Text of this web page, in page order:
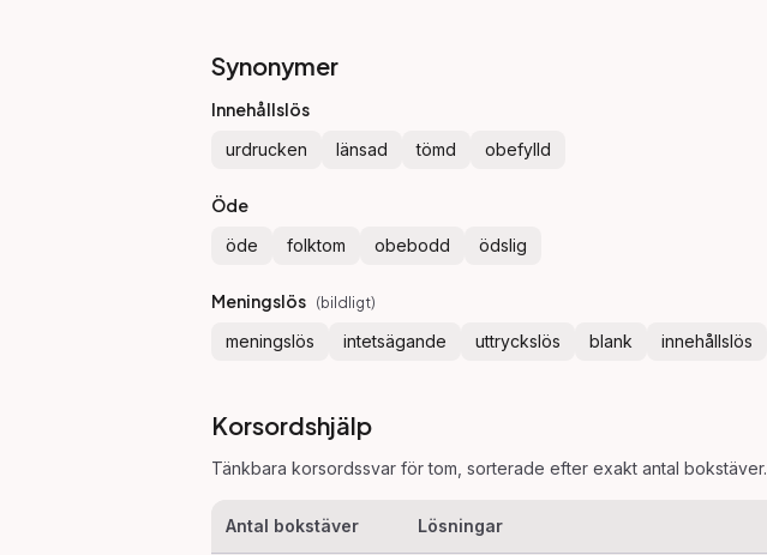
Synonymer
Innehållslös
urdrucken länsad tömd obefylld
Öde
öde folktom obebodd ödslig
Meningslös (bildligt)
meningslös intetsägande uttryckslös blank innehållslös
Korsordshjälp
Tänkbara korsordssvar förtom , sorterade efter exakt antal bokstäver.
Antal bokstäver Lösningar